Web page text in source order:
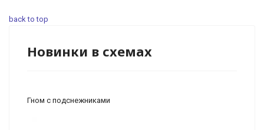
back to top
Новинки в схемах
Гном с подснежниками